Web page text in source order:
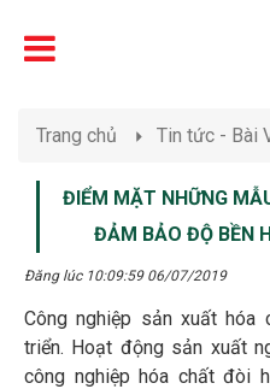
Trang chủ Tin tức - Bài
ĐIỂM MẶT NHỮNG
ĐẢM BẢO ĐỘ BỀN
Đăng lúc 10:09:59 06/07/2019
Công nghiệp sản xuất hóa
triển. Hoạt động sản xuất
công nghiệp hóa chất đòi